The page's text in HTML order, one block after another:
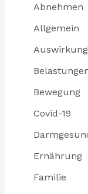
Abnehmen
Allgemein
Bewegung
Covid-19
Ernährung
Familie